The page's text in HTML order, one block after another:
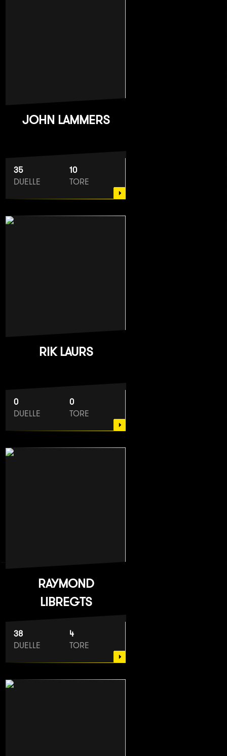
JOHN LAMMERS
35
DUELLE
10
TORE
RIK LAURS
0
DUELLE
0
TORE
RAYMOND
LIBREGTS
38
DUELLE
4
TORE